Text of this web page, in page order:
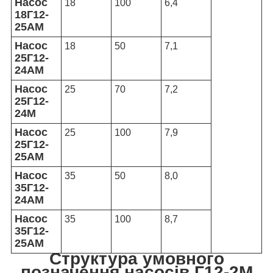
Насос
18Г12-
25АМ
18 100 6,4
Насос
25Г12-
24АМ
18 50 7,1
Насос
25Г12-
24М
25 70 7,2
Насос
25Г12-
25АМ
25 100 7,9
Насос
35Г12-
24АМ
35 50 8,0
Насос
35Г12-
25АМ
35 100 8,7
Структура умовного